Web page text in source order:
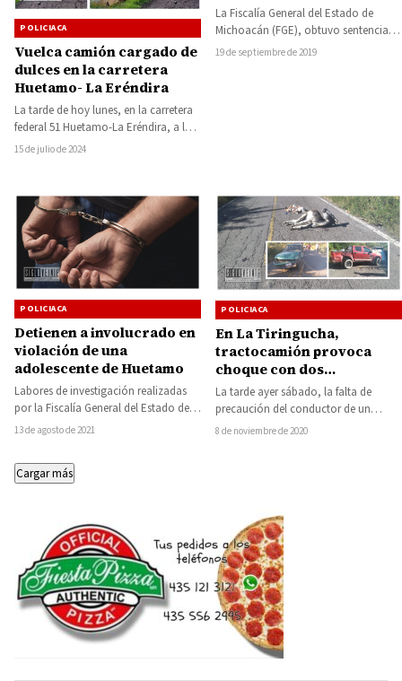
POLICIACA
Vuelca camión cargado de
dulces en la carretera
Huetamo- La Eréndira
La tarde de hoy lunes, en la carretera
federal 51 Huetamo-La Eréndira, a la
altura del Rancho Petáchicuaro,…
15 de julio de 2024
lo «exorcizaba»
La Fiscalía General del Estado de
Michoacán (FGE), obtuvo sentencia
condenatoria de 25 años de cárcel
19 de septiembre de 2019
POLICIACA
Detienen a involucrado en
violación de una
adolescente de Huetamo
Labores de investigación realizadas
por la Fiscalía General del Estado de
Michoacán (FGE), permitieron la
13 de agosto de 2021
POLICIACA
En La Tiringucha,
tractocamión provoca
choque con dos
camionetas y atropellan a
un anciano montado en su
burro
La tarde ayer sábado, la falta de
precaución del conductor de un
tractocamión provocó que dos
8 de noviembre de 2020
Cargar más